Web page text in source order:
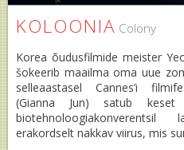
KOLOONIA Colony
Korea õudusfilmide meister
šokeerib maailma oma uue
selleaastasel Cannes’i
(Gianna Jun) satub keset
erakordselt nakkav viirus, mis